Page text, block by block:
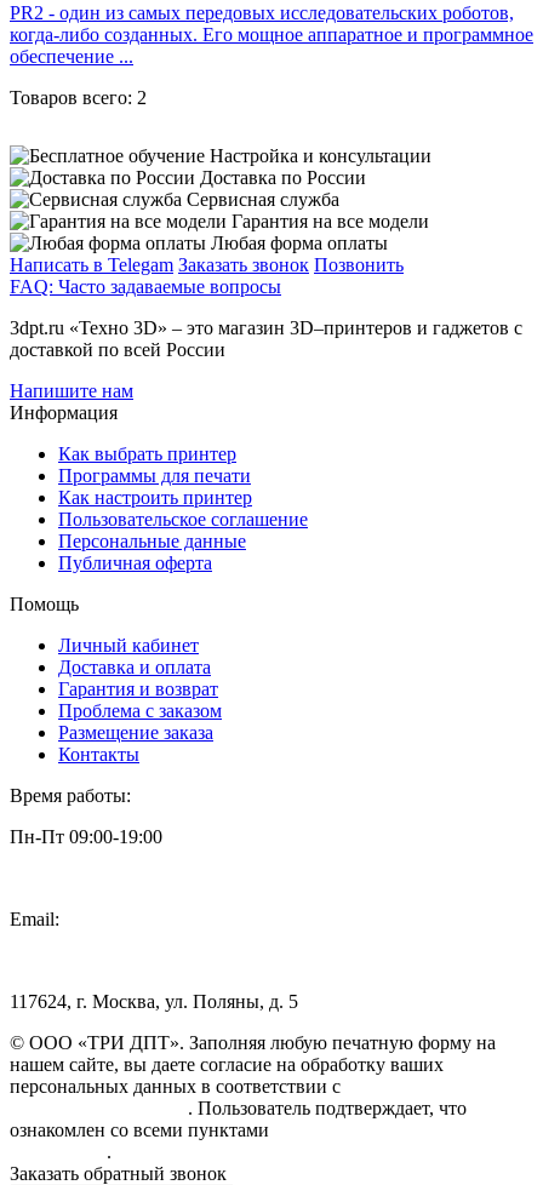
PR2 - один из самых передовых исследовательских роботов,
когда-либо созданных. Его мощное аппаратное и программное
обеспечение ...
Товаров всего: 2
Настройка и консультации
Доставка по России
Сервисная служба
Гарантия на все модели
Любая форма оплаты
Написать в Telegam Заказать звонок Позвонить
FAQ: Часто задаваемые вопросы
3dpt.ru «Техно 3D» – это магазин 3D–принтеров и гаджетов с
доставкой по всей России
Напишите нам
Информация
Как выбрать принтер
Программы для печати
Как настроить принтер
Пользовательское соглашение
Персональные данные
Публичная оферта
Помощь
Личный кабинет
Доставка и оплата
Гарантия и возврат
Проблема с заказом
Размещение заказа
Контакты
Время работы:
Пн-Пт 09:00-19:00
Email:
117624, г. Москва, ул. Поляны, д. 5
© ООО «ТРИ ДПТ». Заполняя любую печатную форму на
нашем сайте, вы даете согласие на обработку ваших
персональных данных в соответствии с
. Пользователь подтверждает, что
ознакомлен со всеми пунктами
.
Заказать обратный звонок